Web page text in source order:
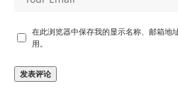
在此浏览器中保存我的显示名称、邮箱地
用。